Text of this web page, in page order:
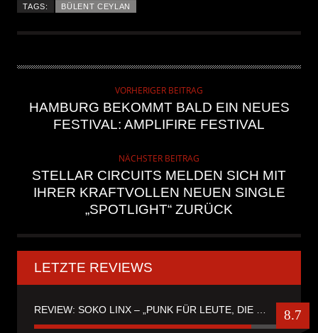
TAGS:
BÜLENT CEYLAN
VORHERIGER BEITRAG
HAMBURG BEKOMMT BALD EIN NEUES
FESTIVAL: AMPLIFIRE FESTIVAL
NÄCHSTER BEITRAG
STELLAR CIRCUITS MELDEN SICH MIT
IHRER KRAFTVOLLEN NEUEN SINGLE
„SPOTLIGHT“ ZURÜCK
LETZTE REVIEWS
8.7